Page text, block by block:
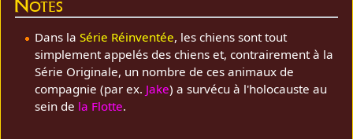
Dans la Série Réinventée, les chiens sont tout
simplement appelés des chiens et, contrairement à la
Série Originale, un nombre de ces animaux de
compagnie (par ex. Jake) a survécu à l'holocauste au
sein de la Flotte.